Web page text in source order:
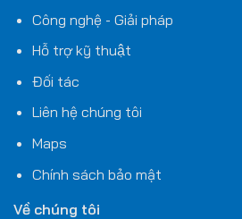
Công nghệ - Giải pháp
Hỗ trợ kỹ thuật
Đối tác
Liên hệ chúng tôi
Maps
Chính sách bảo mật
Về chúng tôi